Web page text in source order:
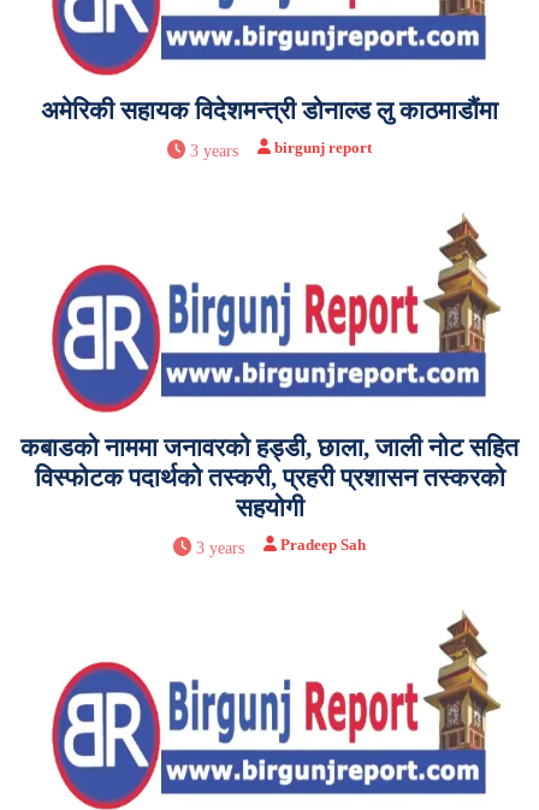
अमेरिकी सहायक विदेशमन्त्री डोनाल्ड लु काठमाडौंमा
3 years birgunj report
कबाडको नाममा जनावरको हड्डी, छाला, जाली नोट सहित
विस्फोटक पदार्थको तस्करी, प्रहरी प्रशासन तस्करको
सहयोगी
3 years Pradeep Sah